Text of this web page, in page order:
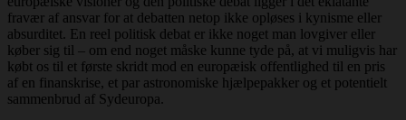
fravær af ansvar for at debatten netop ikke opløses i kynisme eller
absurditet. En reel politisk debat er ikke noget man lovgiver eller
køber sig til – om end noget måske kunne tyde på, at vi muligvis har
købt os til et første skridt mod en europæisk offentlighed til en pris
af en finanskrise, et par astronomiske hjælpepakker og et potentielt
sammenbrud af Sydeuropa.